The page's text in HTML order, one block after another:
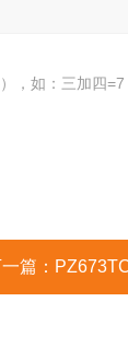
，如：三加四=7
篇：